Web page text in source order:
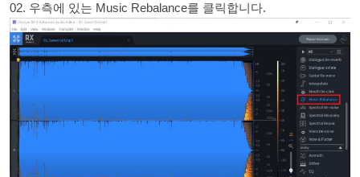
02. 우측에 있는 Music Rebalance를 클릭합니다.